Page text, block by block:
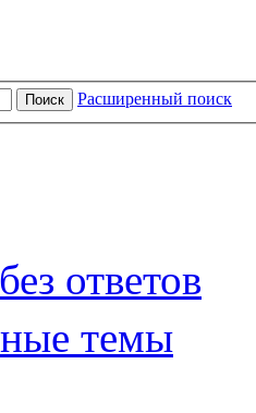
Поиск Расширенный поиск
ответов
темы